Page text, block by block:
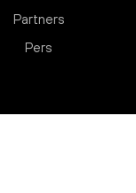
Partners
Pers